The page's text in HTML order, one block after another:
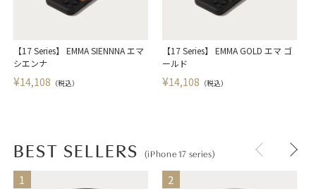
【17 Series】 EMMA SIENNNA エマ
シエンナ
¥14,108 （税込）
【17 Series】 EMMA GOLD エマ ゴ
ールド
¥14,108 （税込）
BEST SELLERS (iPhone 17 series)